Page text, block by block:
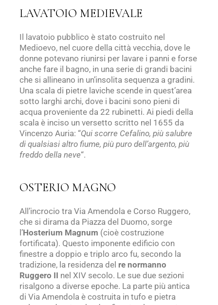
LAVATOIO MEDIEVALE
Il lavatoio pubblico è stato costruito nel
Medioevo, nel cuore della città vecchia, dove le
donne potevano riunirsi per lavare i panni e forse
anche fare il bagno, in una serie di grandi bacini
che si allineano in un’insolita sequenza a gradini.
Una scala di pietre laviche scende in quest’area
sotto larghi archi, dove i bacini sono pieni di
acqua proveniente da 22 rubinetti. Ai piedi della
scala è inciso un versetto scritto nel 1655 da
Vincenzo Auria: “Qui scorre Cefalino, più salubre
di qualsiasi altro fiume, più puro dell’argento, più
freddo della neve“.
OSTERIO MAGNO
All’incrocio tra Via Amendola e Corso Ruggero,
che si dirama da Piazza del Duomo, sorge
l’Hosterium Magnum (cioè costruzione
fortificata). Questo imponente edificio con
finestre a doppio e triplo arco fu, secondo la
tradizione, la residenza del re normanno
Ruggero II nel XIV secolo. Le sue due sezioni
risalgono a diverse epoche. La parte più antica
di Via Amendola è costruita in tufo e pietra